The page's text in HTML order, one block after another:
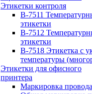
Этикетки контроля
B-7511
этикетки
B-7512
этикетки
B-7518 Этикетка с
температуры
Этикетки для офисного
принтера
Маркировка